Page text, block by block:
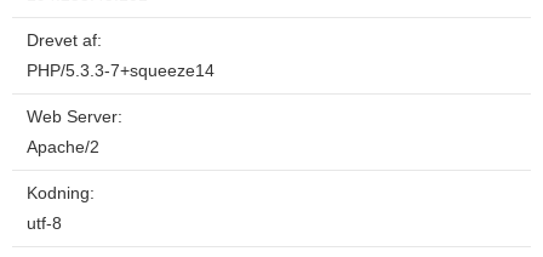
Drevet af:
PHP/5.3.3-7+squeeze14
Web Server:
Apache/2
Kodning:
utf-8